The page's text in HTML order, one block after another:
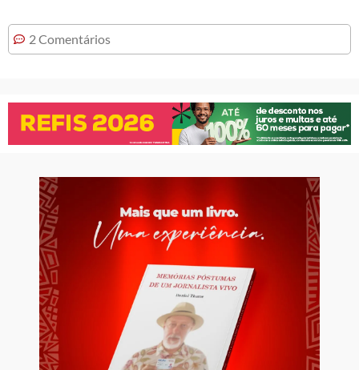
2 Comentários